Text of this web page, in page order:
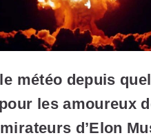
météo depuis
les amoureux
d’Elon